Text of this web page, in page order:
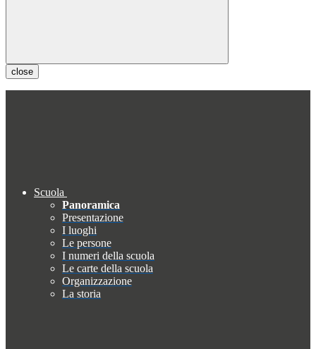
close
Scuola
Panoramica
Presentazione
I luoghi
Le persone
I numeri della scuola
Le carte della scuola
Organizzazione
La storia